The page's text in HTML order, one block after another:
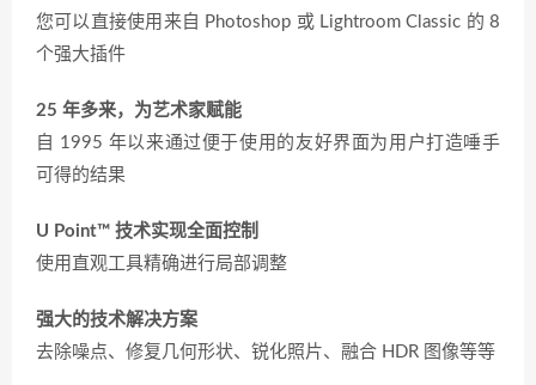
您可以直接使用来自 Photoshop 或 Lightroom Classic 的 8
个强大插件
25 年多来，为艺术家赋能
自 1995 年以来通过便于使用的友好界面为用户打造唾手
可得的结果
U Point™ 技术实现全面控制
使用直观工具精确进行局部调整
强大的技术解决方案
去除噪点、修复几何形状、锐化照片、融合 HDR 图像等等